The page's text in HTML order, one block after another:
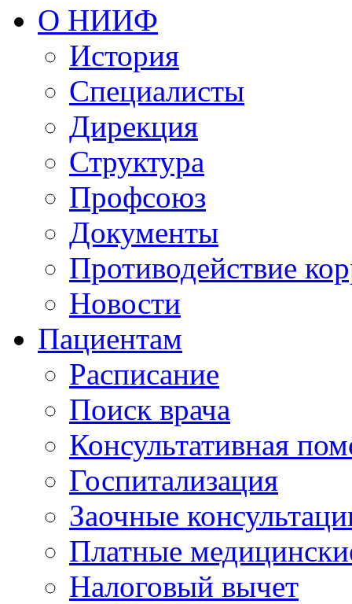
О НИИФ
История
Специалисты
Дирекция
Структура
Профсоюз
Документы
Противодействие
Новости
Пациентам
Расписание
Поиск врача
Консультативная
Госпитализация
Заочные
Платные
Налоговый вычет